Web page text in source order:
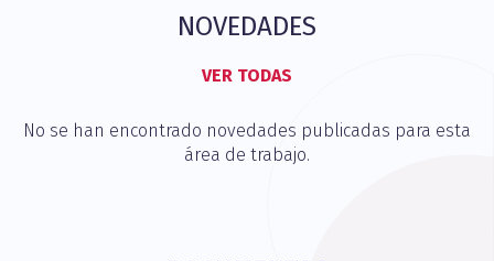
NOVEDADES
VER TODAS
No se han encontrado novedades publicadas para esta
área de trabajo.